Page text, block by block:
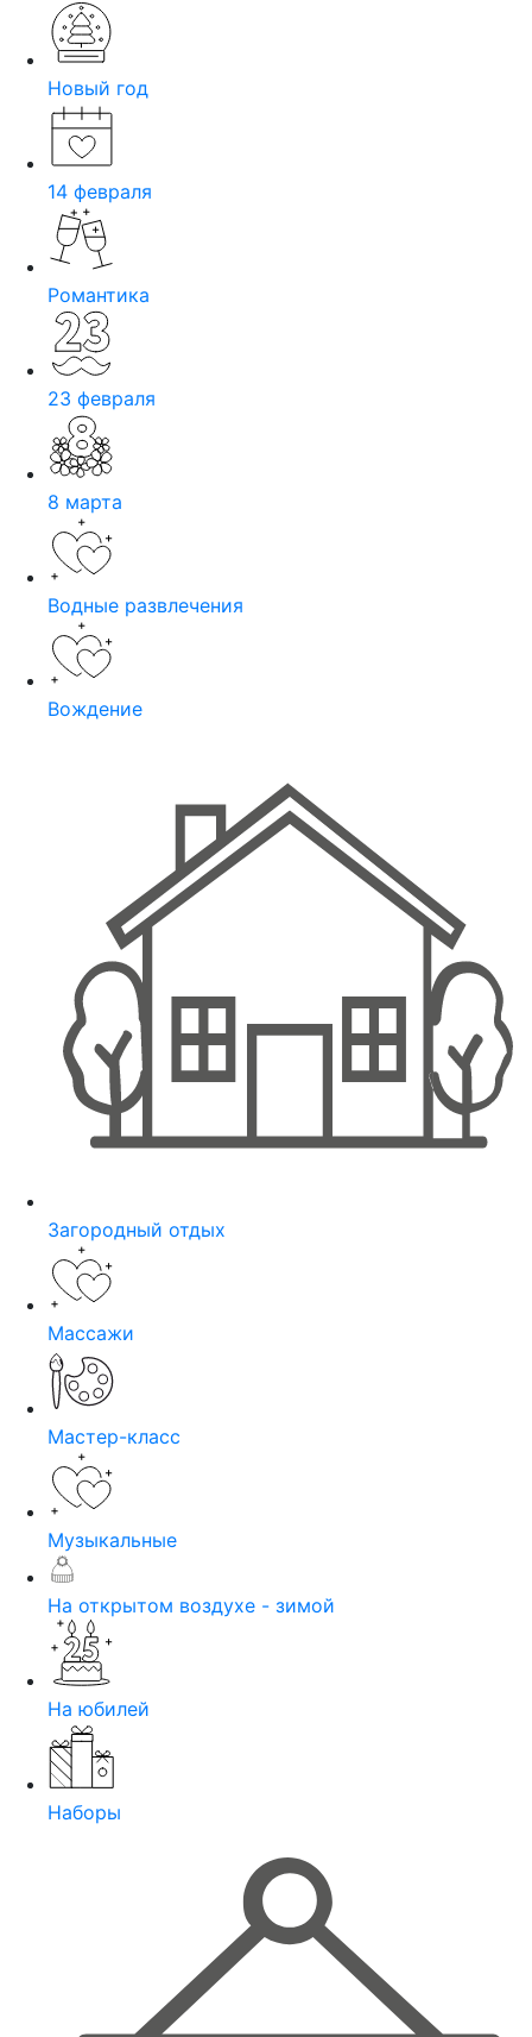
Новый год
14 февраля
Романтика
23 февраля
8 марта
Водные развлечения
Вождение
Загородный отдых
Массажи
Мастер-класс
Музыкальные
На открытом воздухе - зимой
На юбилей
Наборы